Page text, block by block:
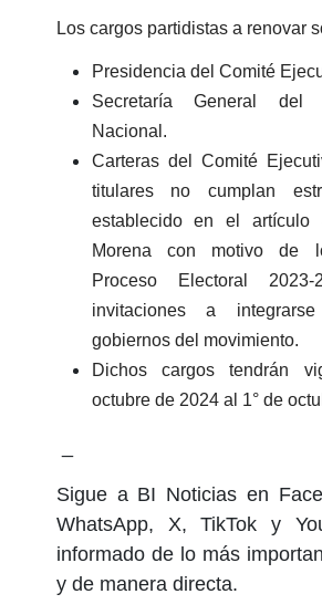
Los cargos partidistas a renovar
Presidencia del Comité
Secretaría General del
Nacional.
Carteras del Comité
titulares no cumplan
establecido en el
Morena con motivo de
Proceso Electoral
invitaciones a
gobiernos del movimiento.
Dichos cargos tendrán
octubre de 2024 al 1° de
Sigue a BI Noticias en
WhatsApp, X, TikTok y
informado de lo más
y de manera directa.